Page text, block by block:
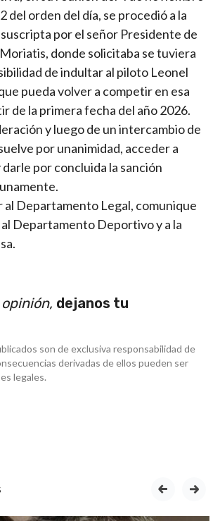
del orden del día, se procedió a la
por el señor Presidente de
donde solicitaba se tuviera
de indultar al piloto Leonel
pueda volver a competir en esa
de la primera fecha del año 2026.
y luego de un intercambio de
por unanimidad, acceder a
por concluida la sanción
al Departamento Legal, comunique
Departamento Deportivo y a la
dejanos tu
son de exclusiva responsabilidad de
derivadas de ellos pueden ser
legales.
prev next